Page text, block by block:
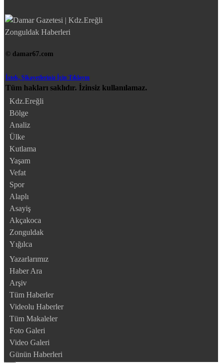
© damar67.com
İstek, Şikayetleriniz İçin Tıklayın
Tüm hakları saklıdır. İzinsiz kullanılamaz.
Kdz.Ereğli
Bölge
Analiz
Ülke
Kutlama
Yaşam
Vefat
Spor
Alaplı
Asayiş
Akçakoca
Zonguldak
Yığılca
Yazarlarımız
Haber Ara
Arşiv
Tüm Haberler
Videolu Haberler
Tüm Makaleler
Foto Galeri
Video Galeri
Günün Haberleri